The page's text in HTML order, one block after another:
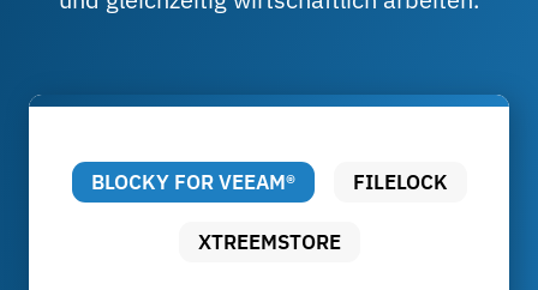
BLOCKY FOR VEEAM® FILELOCK
XTREEMSTORE